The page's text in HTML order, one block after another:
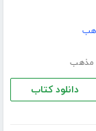
مذهب
دانلود کتاب